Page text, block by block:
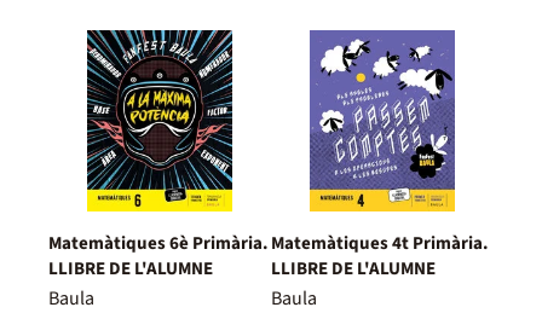
Matemàtiques 6è Primària.
LLIBRE DE L'ALUMNE
Baula
Matemàtiques 4t Primària.
LLIBRE DE L'ALUMNE
Baula